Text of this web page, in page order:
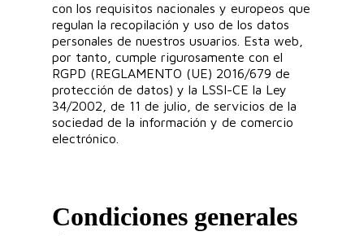
con los requisitos nacionales y europeos que
regulan la recopilación y uso de los datos
personales de nuestros usuarios. Esta web,
por tanto, cumple rigurosamente con el
RGPD (REGLAMENTO (UE) 2016/679 de
protección de datos) y la LSSI-CE la Ley
34/2002, de 11 de julio, de servicios de la
sociedad de la información y de comercio
electrónico.
Condiciones generales